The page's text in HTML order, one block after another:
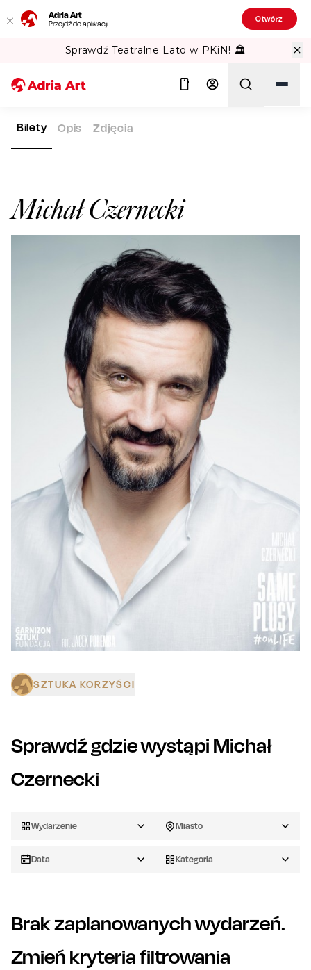
Adria Art
Przejdź do aplikacji Otwórz
Sprawdź Teatralne Lato w PKiN! 🏛️
ADRIA ART ARTYŚCI MICHAŁ CZERNECKI
Michał Czernecki
Bilety Opis Zdjęcia
SZTUKA KORZYŚCI
Sprawdź gdzie wystąpi Michał
Czernecki
Wydarzenie Miasto
Data Kategoria
Brak zaplanowanych wydarzeń.
Zmień kryteria filtrowania